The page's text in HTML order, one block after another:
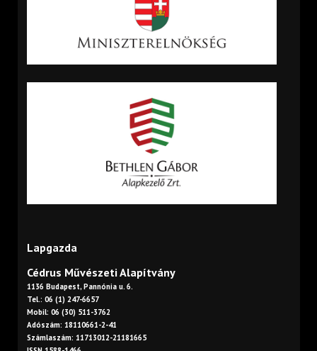
Lapgazda
Cédrus Művészeti Alapítvány
1136 Budapest, Pannónia u. 6.
Tel.: 06 (1) 247-6657
Mobil: 06 (30) 511-3762
Adószám: 18110661-2-41
Számlaszám: 11713012-21181665